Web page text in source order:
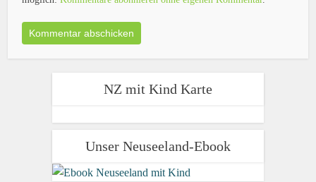
NZ mit Kind Karte
Unser Neuseeland-Ebook